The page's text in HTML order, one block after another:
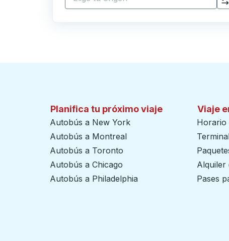
Haga clic para cambiar sus selecciones de origen y destino
Planifica tu próximo viaje
Autobús a New York
Autobús a Montreal
Autobús a Toronto
Autobús a Chicago
Autobús a Philadelphia
Viaje
Horario
Alquiler
Pases